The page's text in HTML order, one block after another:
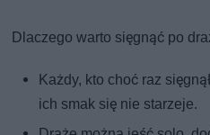
Dlaczego warto sięgnąć po
Każdy, kto choć raz
ich smak się nie starzeje.